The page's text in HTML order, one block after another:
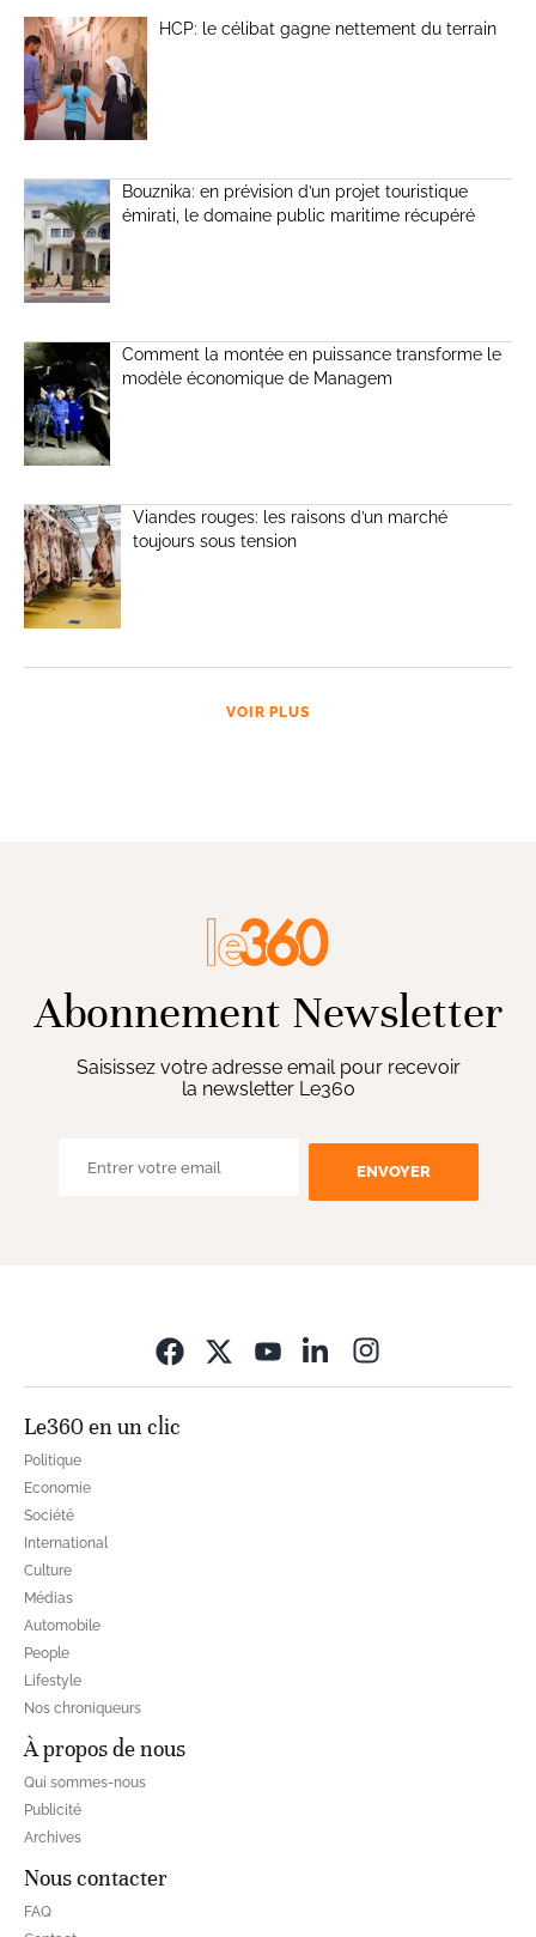
HCP: le célibat gagne nettement du terrain
Bouznika: en prévision d’un projet touristique
émirati, le domaine public maritime récupéré
Comment la montée en puissance transforme le
modèle économique de Managem
Viandes rouges: les raisons d’un marché
toujours sous tension
VOIR PLUS
Abonnement Newsletter
Saisissez votre adresse email pour recevoir
la newsletter Le360
ENVOYER
Le360 en un clic
Politique
Economie
Société
International
Culture
Médias
Automobile
People
Lifestyle
Nos chroniqueurs
À propos de nous
Qui sommes-nous
Publicité
Archives
Nous contacter
FAQ